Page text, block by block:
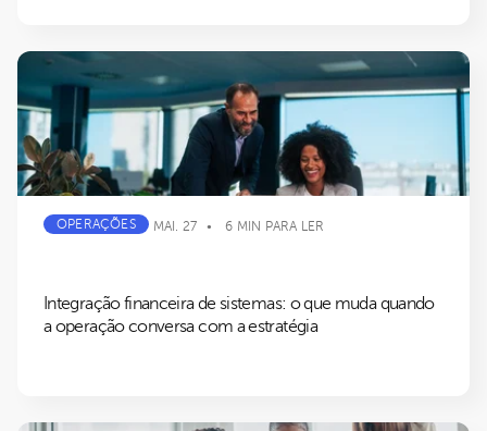
OPERAÇÕES MAI. 27 6 MIN PARA LER
Integração financeira de sistemas: o que muda quando
a operação conversa com a estratégia